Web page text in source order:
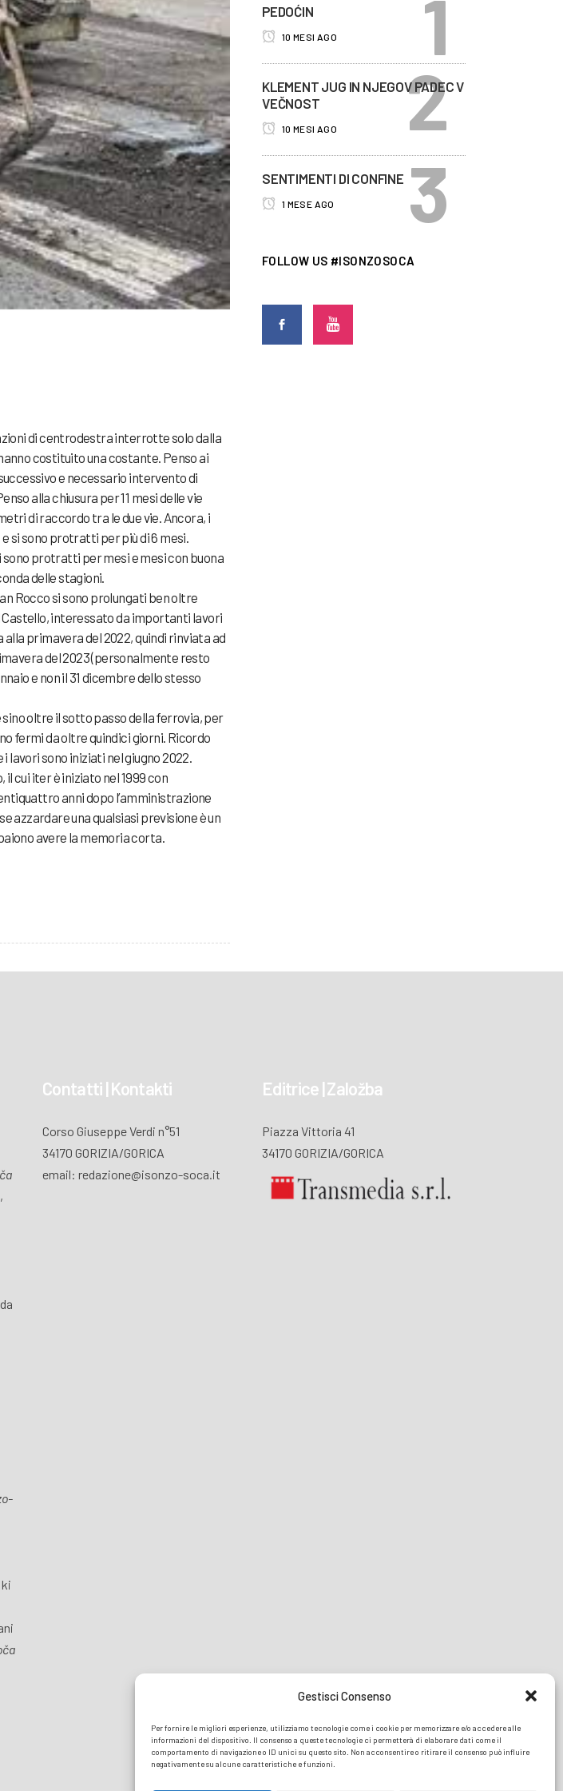
Gestisci Consenso
Per fornire le migliori esperienze, utilizziamo tecnologie come i cookie per memorizzare e/o accedere alle
informazioni del dispositivo. Il consenso a queste tecnologie ci permetterà di elaborare dati come il
comportamento di navigazione o ID unici su questo sito. Non acconsentire o ritirare il consenso può influire
negativamente su alcune caratteristiche e funzioni.
di centrodestra interrotte solo dalla
costituito una costante. Penso ai
e necessario intervento di
alla chiusura per 11 mesi delle vie
di raccordo tra le due vie. Ancora, i
si sono protratti per più di 6 mesi.
protratti per mesi e mesi con buona
delle stagioni.
Rocco si sono prolungati ben oltre
interessato da importanti lavori
primavera del 2022, quindi rinviata ad
del 2023 (personalmente resto
e non il 31 dicembre dello stesso
oltre il sotto passo della ferrovia, per
fermi da oltre quindici giorni. Ricordo
lavori sono iniziati nel giugno 2022.
il cui iter è iniziato nel 1999 con
anni dopo l’amministrazione
azzardare una qualsiasi previsione è un
avere la memoria corta.
PEDOĆIN
10 MESI AGO
KLEMENT JUG IN NJEGOV PADEC V
VEČNOST
10 MESI AGO
SENTIMENTI DI CONFINE
1 MESE AGO
FOLLOW US #ISONZOSOCA
Contatti | Kontakti
Corso Giuseppe Verdi n°51
34170 GORIZIA/GORICA
email: redazione@isonzo-soca.it
Editrice | Založba
Piazza Vittoria 41
34170 GORIZIA/GORICA